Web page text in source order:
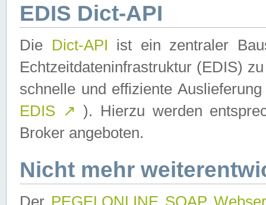
EDIS Dict-API
Die Dict-API ist ein zentraler
Echtzeitdateninfrastruktur (EDIS)
schnelle und effiziente
EDIS ↗ ). Hierzu werden
Broker angeboten.
Nicht mehr
Der PEGELONLINE SOAP